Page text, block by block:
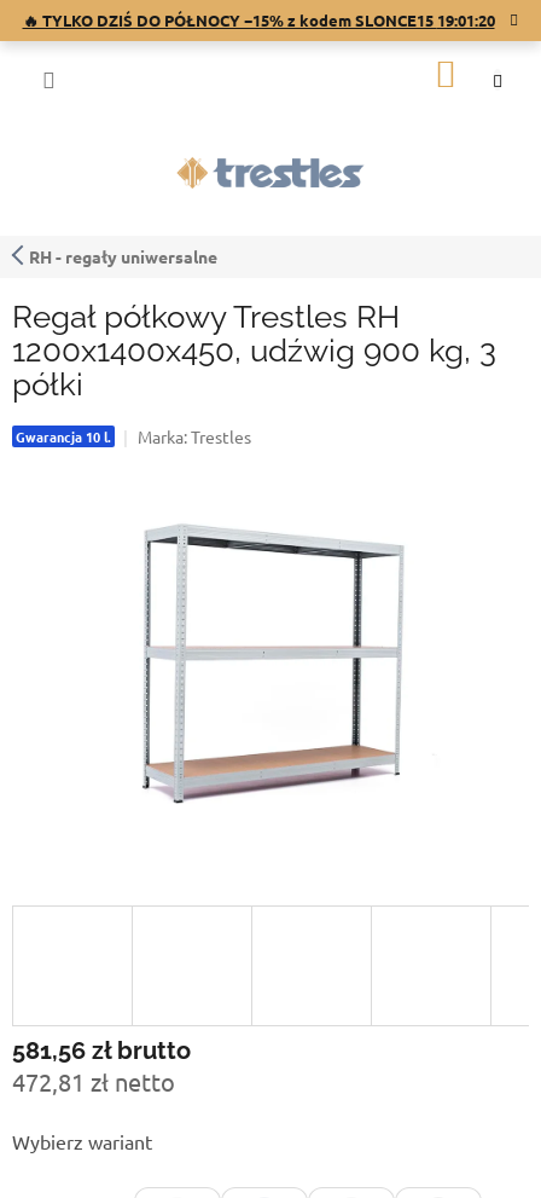
🔥 TYLKO DZIŚ DO PÓŁNOCY −15% z kodem SLONCE15 19:01:19
RH - regały uniwersalne
Regał półkowy Trestles RH
1200x1400x450, udźwig 900 kg, 3
półki
Gwarancja 10 l. Marka:Trestles
581,56 złbrutto
472,81 zł netto
jednostkowa:
Wybierz wariant